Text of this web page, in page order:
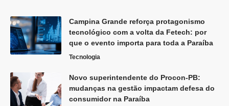
Campina Grande reforça protagonismo
tecnológico com a volta da Fetech: por
que o evento importa para toda a Paraíba
Tecnologia
Novo superintendente do Procon-PB:
mudanças na gestão impactam defesa do
consumidor na Paraíba